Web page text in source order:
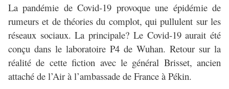
La pandémie de Covid-19 provoque une épidémie de
rumeurs et de théories du complot, qui pullulent sur les
réseaux sociaux. La principale? Le Covid-19 aurait été
conçu dans le laboratoire P4 de Wuhan. Retour sur la
réalité de cette fiction avec le général Brisset, ancien
attaché de l’Air à l’ambassade de France à Pékin.